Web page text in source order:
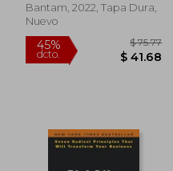
Bantam, 2022, Tapa Dura,
Nuevo